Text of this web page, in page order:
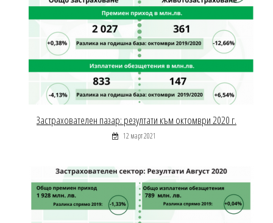
Застрахователен пазар: резултати към октомври 2020 г.
12 март 2021